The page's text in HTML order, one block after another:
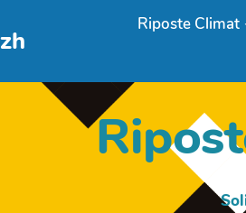
Riposte Climat